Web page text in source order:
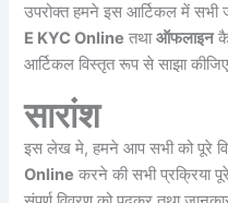
उपरोक्त हमने इस आर्टिकल में सभी
E KYC Online तथाऑफलाइन
आर्टिकल विस्तृत रूप से साझा
सारांश
इस लेख मे, हमने आप सभी को पूरे
Online करने की सभी प्रक्रिया